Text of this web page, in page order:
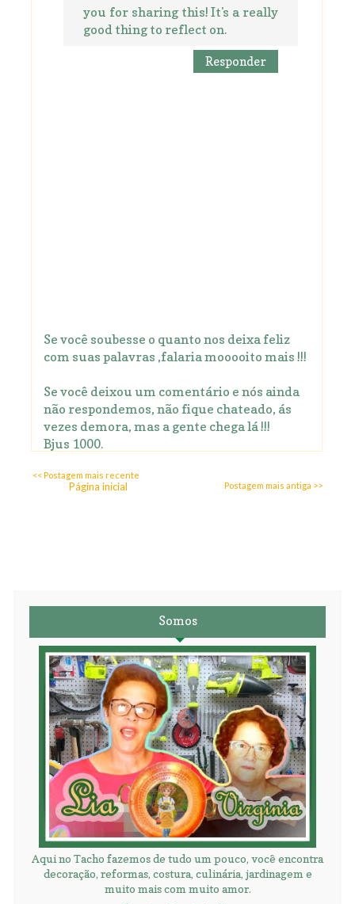
you for sharing this! It's a really
good thing to reflect on.
Responder
Se você soubesse o quanto nos deixa feliz
com suas palavras ,falaria mooooito mais !!!
Se você deixou um comentário e nós ainda
não respondemos, não fique chateado, ás
vezes demora, mas a gente chega lá !!!
Bjus 1000.
<< Postagem mais recente
Postagem mais antiga >>
Página inicial
Somos
Aqui no Tacho fazemos de tudo um pouco, você encontra
decoração, reformas, costura, culinária, jardinagem e
muito mais com muito amor.